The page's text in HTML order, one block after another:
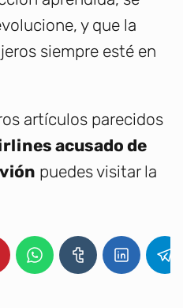
y que la
siempre esté en
artículos parecidos
acusado de
puedes visitar la